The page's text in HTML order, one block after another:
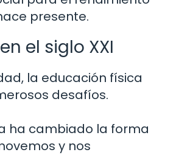
presente.
el siglo XXI
la educación física
desafíos.
ha cambiado la forma
y nos